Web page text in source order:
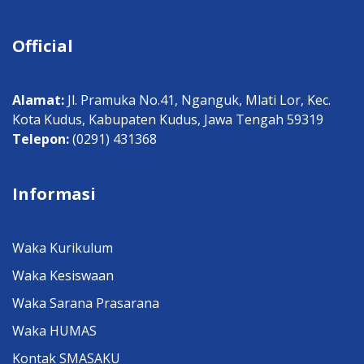
Official
Alamat: Jl. Pramuka No.41, Nganguk, Mlati Lor, Kec.
Kota Kudus, Kabupaten Kudus, Jawa Tengah 59319
Telepon:(0291) 431368
Informasi
Waka Kurikulum
Waka Kesiswaan
Waka Sarana Prasarana
Waka HUMAS
Kontak SMASAKU